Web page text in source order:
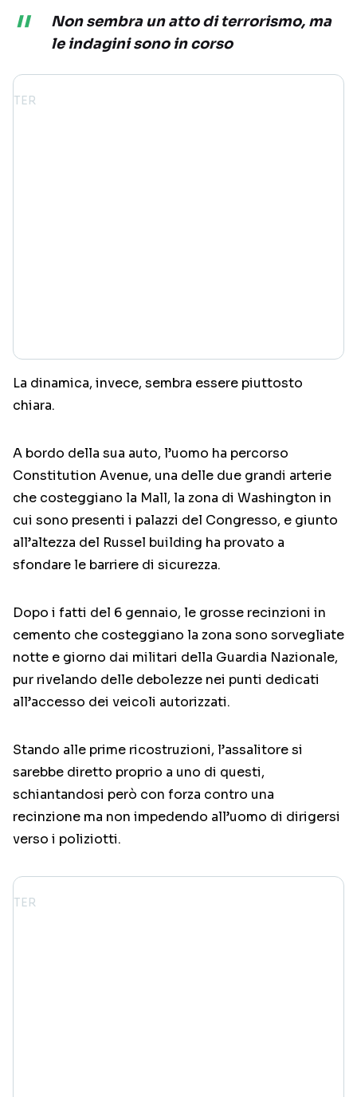
Non sembra un atto di terrorismo, ma
le indagini sono in corso
La dinamica, invece, sembra essere piuttosto
chiara.
A bordo della sua auto, l’uomo ha percorso
Constitution Avenue, una delle due grandi arterie
che costeggiano la Mall, la zona di Washington in
cui sono presenti i palazzi del Congresso, e giunto
all’altezza del Russel building ha provato a
sfondare le barriere di sicurezza.
Dopo i fatti del 6 gennaio, le grosse recinzioni in
cemento che costeggiano la zona sono sorvegliate
notte e giorno dai militari della Guardia Nazionale,
pur rivelando delle debolezze nei punti dedicati
all’accesso dei veicoli autorizzati.
Stando alle prime ricostruzioni, l’assalitore si
sarebbe diretto proprio a uno di questi,
schiantandosi però con forza contro una
recinzione ma non impedendo all’uomo di dirigersi
verso i poliziotti.